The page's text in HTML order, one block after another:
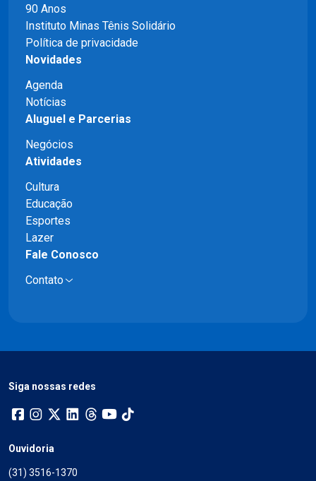
90 Anos
Instituto Minas Tênis Solidário
Política de privacidade
Novidades
Agenda
Notícias
Aluguel e Parcerias
Negócios
Atividades
Cultura
Educação
Esportes
Lazer
Fale Conosco
Contato
Siga nossas redes
Ouvidoria
(31) 3516-1370